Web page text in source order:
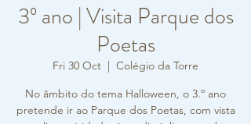
3º ano | Visita Parque dos
Poetas
Fri 30 Oct
  |
Colégio da Torre
No âmbito do tema Halloween, o 3.º ano
pretende ir ao Parque dos Poetas, com vista